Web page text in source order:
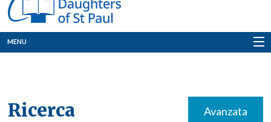
MENU
Ricerca Avanzata